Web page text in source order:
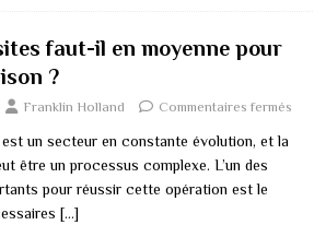
faut-il en moyenne pour
?
Franklin Holland Commentaires fermés
un secteur en constante évolution, et la
être un processus complexe. L’un des
pour réussir cette opération est le
[…]